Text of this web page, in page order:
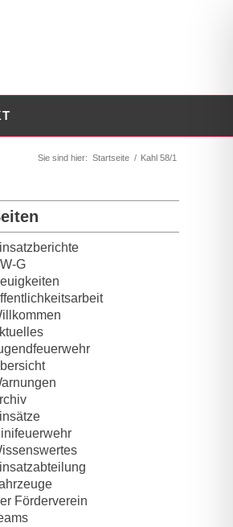
Sie sind hier: Startseite / Kahl 58/1
G
Förderverein